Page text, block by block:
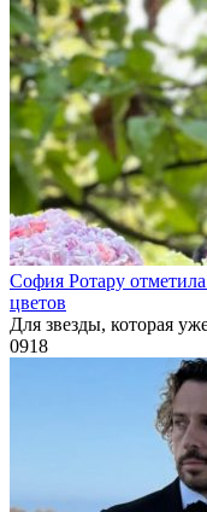
София Ротару
цветов
Для звезды, которая
0918